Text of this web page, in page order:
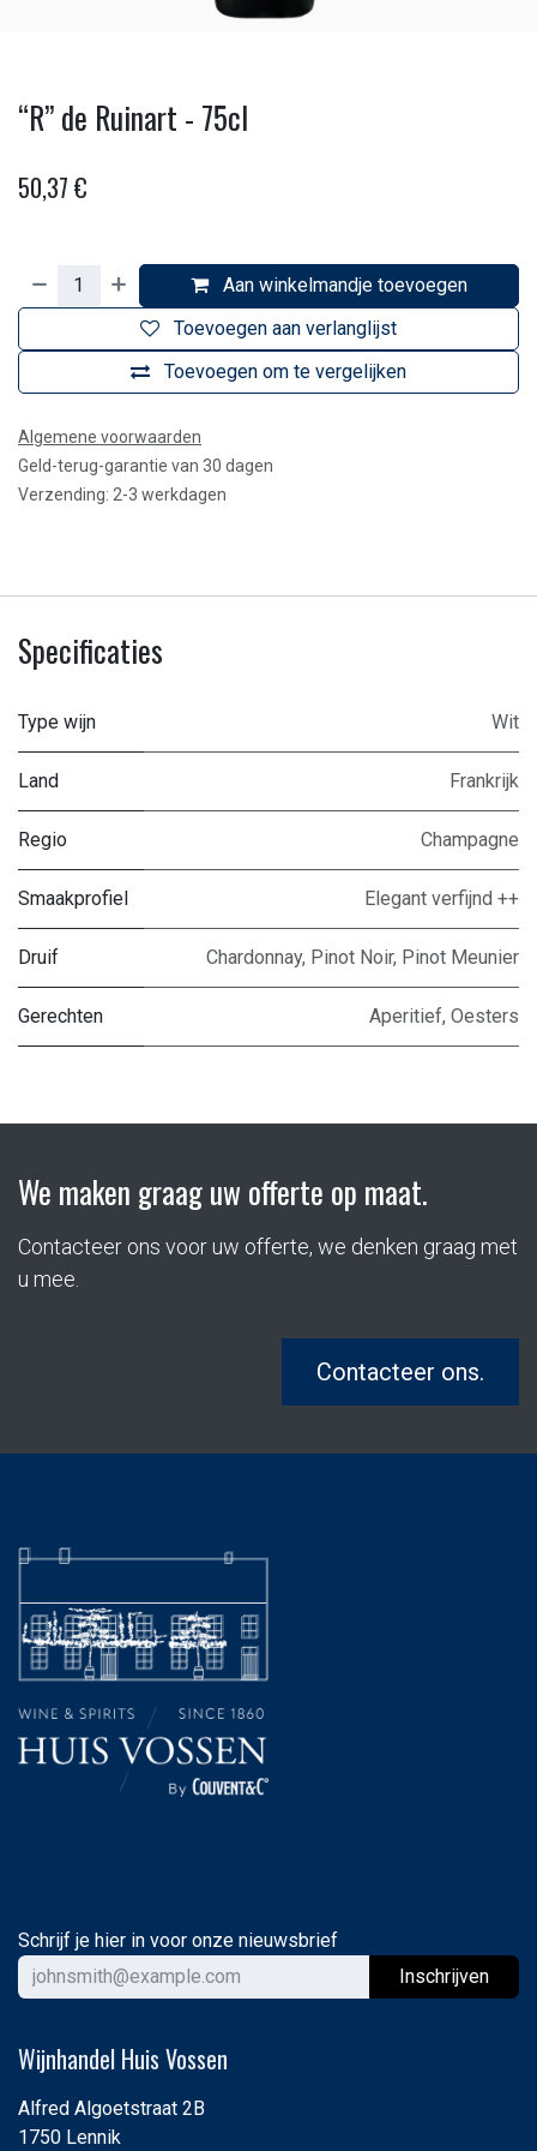
“R” de Ruinart - 75cl
50,37 €
Aan winkelmandje toevoegen
Toevoegen om te vergelijken
Toevoegen aan verlanglijst
Algemene voorwaarden
Geld-terug-garantie van 30 dagen
Verzending: 2-3 werkdagen
Specificaties
Type wijn Wit
Land Frankrijk
Regio Champagne
Smaakprofiel Elegant verfijnd ++
Druif Chardonnay, Pinot Noir, Pinot Meunier
Gerechten Aperitief, Oesters
We maken graag uw offerte op maat.
Contacteer ons voor uw offerte, we denken graag met
u mee.
Contacteer ons.
Schrijf je hier in voor onze nieuwsbrief
Inschrijven
Wijnhandel Huis Vossen
Alfred Algoetstraat 2B
1750 Lennik